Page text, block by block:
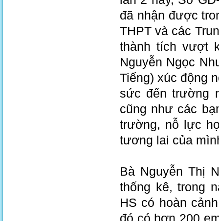
đã nhận được
THPT và các
thành tích vượt
Nguyễn Ngọc
Tiếng) xúc động
sức đến trường
cũng như các
trường, nỗ lực
tương lai của
Bà Nguyễn Thị
thống kê, trong
HS có hoàn
đó có hơn 200